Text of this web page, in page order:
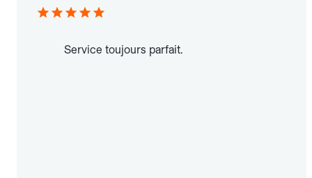
Service toujours parfait.